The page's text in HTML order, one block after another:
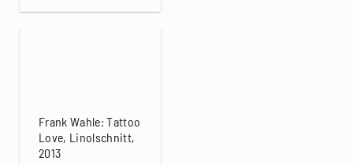
Frank Wahle: Tattoo
Love, Linolschnitt,
2013